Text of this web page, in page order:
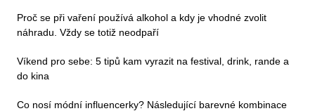
Proč se při vaření používá alkohol a kdy je vhodné zvolit
náhradu. Vždy se totiž neodpaří
Víkend pro sebe: 5 tipů kam vyrazit na festival, drink, rande a
do kina
Co nosí módní influencerky? Následující barevné kombinace